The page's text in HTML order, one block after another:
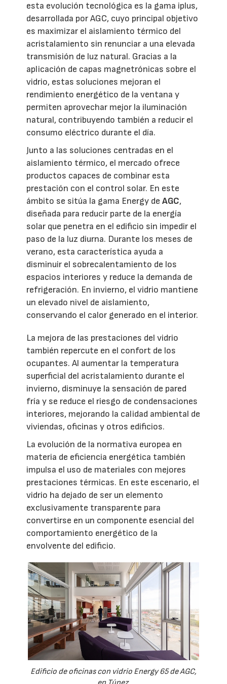
esta evolución tecnológica es la gama iplus,
desarrollada por AGC, cuyo principal objetivo
es maximizar el aislamiento térmico del
acristalamiento sin renunciar a una elevada
transmisión de luz natural. Gracias a la
aplicación de capas magnetrónicas sobre el
vidrio, estas soluciones mejoran el
rendimiento energético de la ventana y
permiten aprovechar mejor la iluminación
natural, contribuyendo también a reducir el
consumo eléctrico durante el día.
Junto a las soluciones centradas en el
aislamiento térmico, el mercado ofrece
productos capaces de combinar esta
prestación con el control solar. En este
ámbito se sitúa la gama Energy de AGC,
diseñada para reducir parte de la energía
solar que penetra en el edificio sin impedir el
paso de la luz diurna. Durante los meses de
verano, esta característica ayuda a
disminuir el sobrecalentamiento de los
espacios interiores y reduce la demanda de
refrigeración. En invierno, el vidrio mantiene
un elevado nivel de aislamiento,
conservando el calor generado en el interior.
La mejora de las prestaciones del vidrio
también repercute en el confort de los
ocupantes. Al aumentar la temperatura
superficial del acristalamiento durante el
invierno, disminuye la sensación de pared
fría y se reduce el riesgo de condensaciones
interiores, mejorando la calidad ambiental de
viviendas, oficinas y otros edificios.
La evolución de la normativa europea en
materia de eficiencia energética también
impulsa el uso de materiales con mejores
prestaciones térmicas. En este escenario, el
vidrio ha dejado de ser un elemento
exclusivamente transparente para
convertirse en un componente esencial del
comportamiento energético de la
envolvente del edificio.
Edificio de oficinas con vidrio Energy 65 de AGC,